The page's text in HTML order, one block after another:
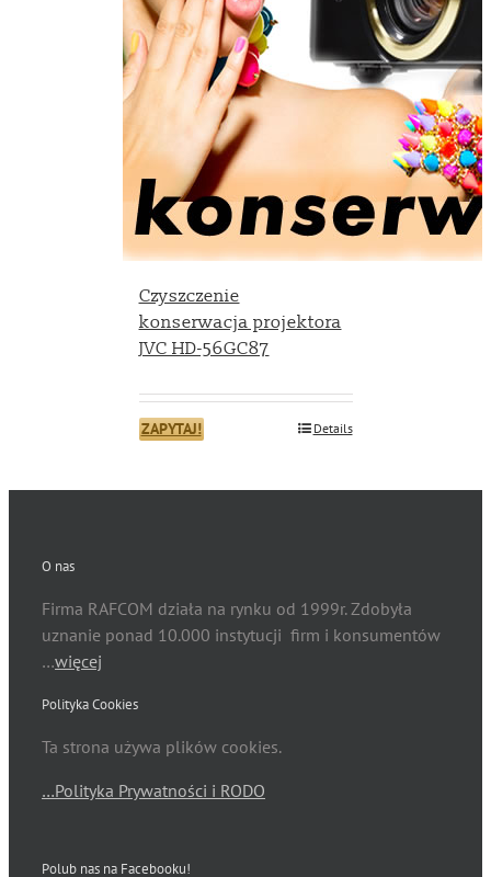
Czyszczenie
konserwacja projektora
JVC HD-56GC87
ZAPYTAJ! Details
O nas
Firma RAFCOM działa na rynku od 1999r. Zdobyła
uznanie ponad 10.000 instytucji firm i konsumentów
…więcej
Polityka Cookies
Ta strona używa plików cookies.
…Polityka Prywatności i RODO
Polub nas na Facebooku!